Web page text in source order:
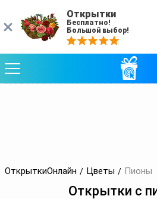
ОткрыткиОнлайн Цветы Пионы
Открытки с
Открытки
Бесплатно!
Большой выбор!